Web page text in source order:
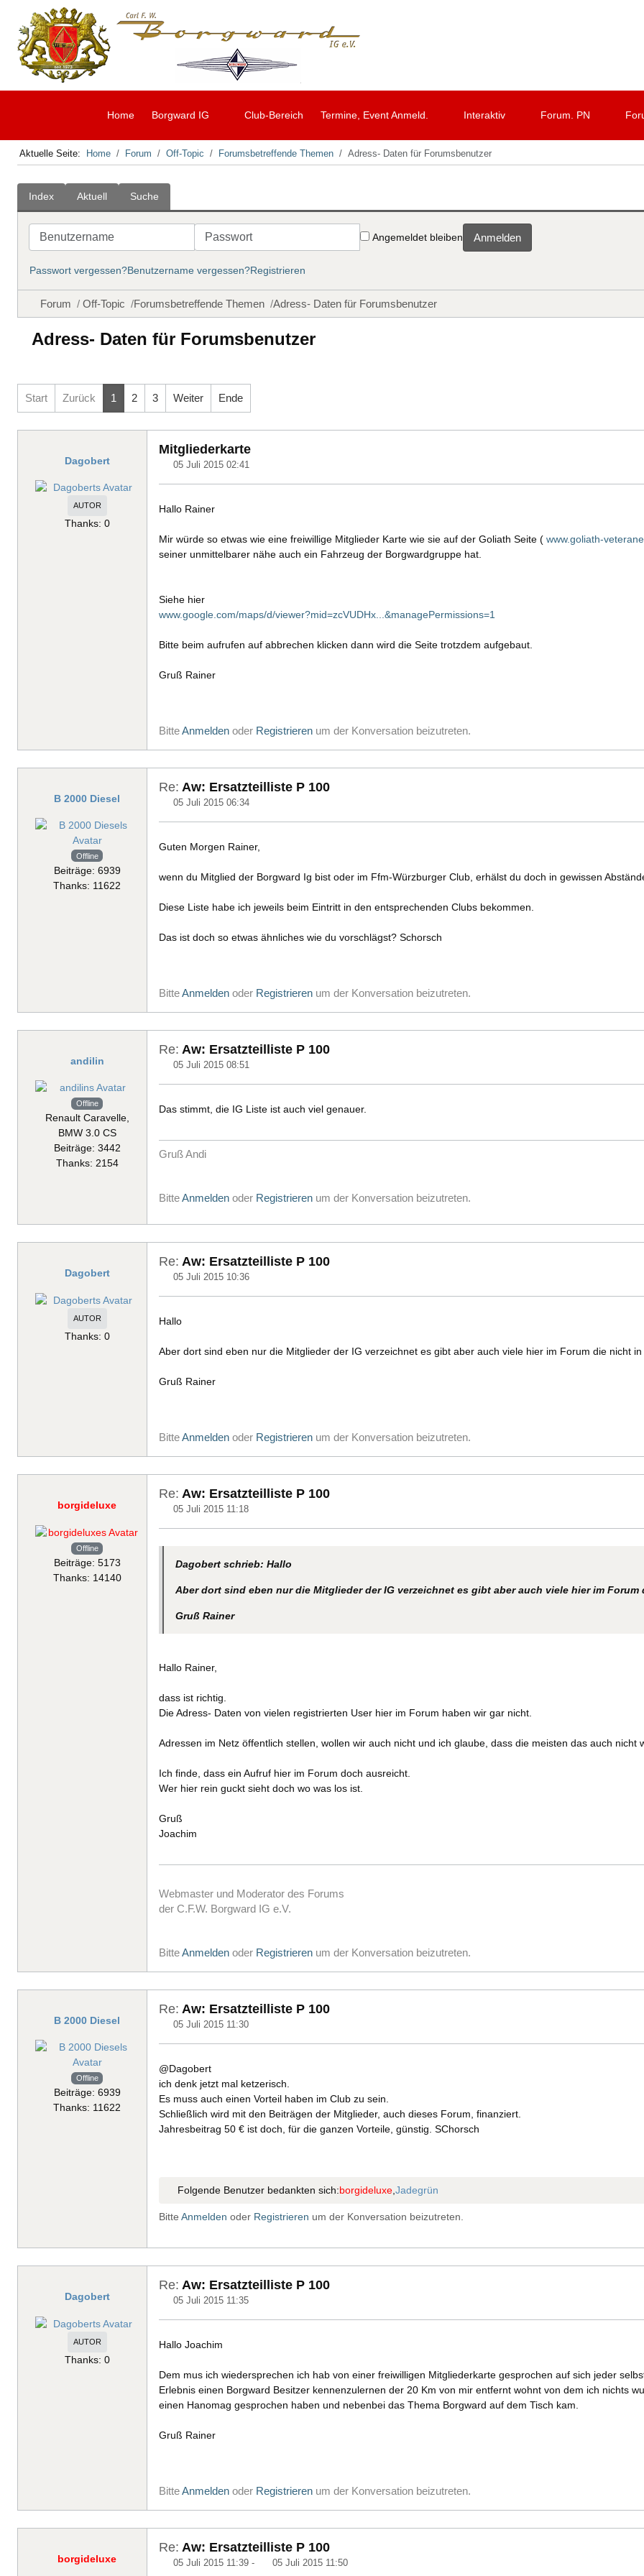
Home Borgward IG Club-Bereich Termine, Event Anmeld. Interaktiv Forum. PN
Aktuelle Seite: Home Forum Off-Topic Forumsbetreffende Themen Adress- Daten für Forumsbenutzer
Index Aktuell Suche
Benutzername Passwort
Angemeldet bleiben Anmelden
Passwort vergessen?Benutzername vergessen?Registrieren
Forum Off-Topic Forumsbetreffende Themen Adress- Daten für Forumsbenutzer
Adress- Daten für Forumsbenutzer
Start Zurück 1 2 3 Weiter Ende
Dagobert
AUTOR
Thanks: 0
Mitgliederkarte
05 Juli 2015 02:41
Hallo Rainer
Mir würde so etwas wie eine freiwillige Mitglieder Karte wie sie auf der Goliath Seite ( www.goliath-
seiner unmittelbarer nähe auch ein Fahrzeug der Borgwardgruppe hat.
Siehe hier
www.google.com/maps/d/viewer?mid=zcVUDHx...&managePermissions=1
Bitte beim aufrufen auf abbrechen klicken dann wird die Seite trotzdem aufgebaut.
Gruß Rainer
BitteAnmelden oder Registrieren um der Konversation beizutreten.
B 2000 Diesel
Offline
Beiträge: 6939
Thanks: 11622
Re: Aw: Ersatzteilliste P 100
05 Juli 2015 06:34
Guten Morgen Rainer,
wenn du Mitglied der Borgward Ig bist oder im Ffm-Würzburger Club, erhälst du doch in gewissen
Diese Liste habe ich jeweils beim Eintritt in den entsprechenden Clubs bekommen.
Das ist doch so etwas ähnliches wie du vorschlägst? Schorsch
BitteAnmelden oder Registrieren um der Konversation beizutreten.
andilin
Offline
Renault Caravelle,
BMW 3.0 CS
Beiträge: 3442
Thanks: 2154
Re: Aw: Ersatzteilliste P 100
05 Juli 2015 08:51
Das stimmt, die IG Liste ist auch viel genauer.
Gruß Andi
BitteAnmelden oder Registrieren um der Konversation beizutreten.
Dagobert
AUTOR
Thanks: 0
Re: Aw: Ersatzteilliste P 100
05 Juli 2015 10:36
Hallo
Aber dort sind eben nur die Mitglieder der IG verzeichnet es gibt aber auch viele hier im Forum die nicht
Gruß Rainer
BitteAnmelden oder Registrieren um der Konversation beizutreten.
borgideluxe
Offline
Beiträge: 5173
Thanks: 14140
Re: Aw: Ersatzteilliste P 100
05 Juli 2015 11:18
Dagobert schrieb: Hallo
Aber dort sind eben nur die Mitglieder der IG verzeichnet es gibt aber auch viele hier im
Gruß Rainer
Hallo Rainer,
dass ist richtig.
Die Adress- Daten von vielen registrierten User hier im Forum haben wir gar nicht.
Adressen im Netz öffentlich stellen, wollen wir auch nicht und ich glaube, dass die meisten das auch nicht
Ich finde, dass ein Aufruf hier im Forum doch ausreicht.
Wer hier rein guckt sieht doch wo was los ist.
Gruß
Joachim
Webmaster und Moderator des Forums
der C.F.W. Borgward IG e.V.
BitteAnmelden oder Registrieren um der Konversation beizutreten.
B 2000 Diesel
Offline
Beiträge: 6939
Thanks: 11622
Re: Aw: Ersatzteilliste P 100
05 Juli 2015 11:30
@Dagobert
ich denk jetzt mal ketzerisch.
Es muss auch einen Vorteil haben im Club zu sein.
Schließlich wird mit den Beiträgen der Mitglieder, auch dieses Forum, finanziert.
Jahresbeitrag 50 € ist doch, für die ganzen Vorteile, günstig. SChorsch
Folgende Benutzer bedankten sich:borgideluxe,Jadegrün
Bitte Anmelden oder Registrieren um der Konversation beizutreten.
Dagobert
AUTOR
Thanks: 0
Re: Aw: Ersatzteilliste P 100
05 Juli 2015 11:35
Hallo Joachim
Dem mus ich wiedersprechen ich hab von einer freiwilligen Mitgliederkarte gesprochen auf sich jeder
Erlebnis einen Borgward Besitzer kennenzulernen der 20 Km von mir entfernt wohnt von dem ich nichts
einen Hanomag gesprochen haben und nebenbei das Thema Borgward auf dem Tisch kam.
Gruß Rainer
BitteAnmelden oder Registrieren um der Konversation beizutreten.
borgideluxe
Re: Aw: Ersatzteilliste P 100
05 Juli 2015 11:39 - 05 Juli 2015 11:50